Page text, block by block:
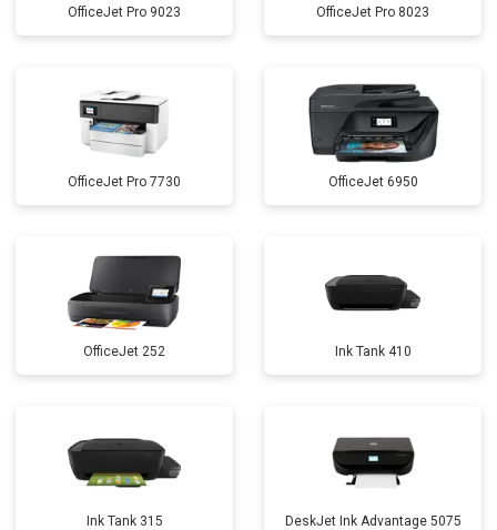
OfficeJet Pro 9023 OfficeJet Pro 8023
OfficeJet Pro 7730 OfficeJet 6950
OfficeJet 252 Ink Tank 410
Ink Tank 315 DeskJet Ink Advantage 5075